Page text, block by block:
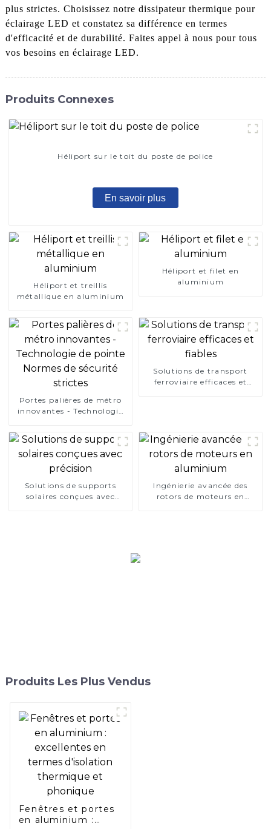
plus strictes. Choisissez notre dissipateur thermique pour
éclairage LED et constatez sa différence en termes
d'efficacité et de durabilité. Faites appel à nous pour tous
vos besoins en éclairage LED.
Produits Connexes
Héliport sur le toit du poste de police
En savoir plus
Héliport et treillis
métallique en aluminium
Héliport et filet en
aluminium
Portes palières de métro
innovantes - Technologie
Solutions de transport
ferroviaire efficaces et
Solutions de supports
solaires conçues avec
Ingénierie avancée des
rotors de moteurs en
Produits Les Plus Vendus
Fenêtres et portes
en aluminium :